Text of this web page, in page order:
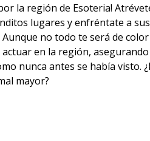
la región de Esoteria!
lugares y enfréntate a
no todo te será de
en la región,
nunca antes se había visto.
mayor?